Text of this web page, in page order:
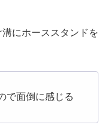
にホーススタンドを
で面倒に感じる